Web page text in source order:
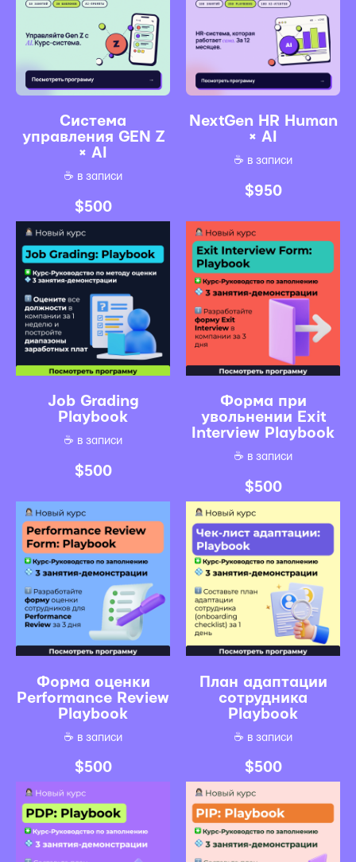
Система
управления GEN Z
× AI
☕️ в записи
$500
NextGen HR Human
× AI
☕️ в записи
$950
Job Grading
Playbook
☕️ в записи
$500
Форма при
увольнении Exit
Interview Playbook
☕️ в записи
$500
Форма оценки
Performance Review
Playbook
☕️ в записи
$500
План адаптации
сотрудника
Playbook
☕️ в записи
$500